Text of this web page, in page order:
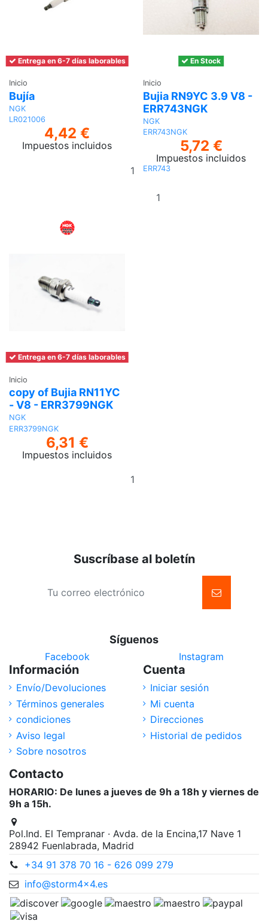
Entrega en 6-7 días laborables
Inicio
Bujía
NGK
LR021006
4,42 €
Impuestos incluidos
Añadir
carrito
En Stock
Inicio
Bujia RN9YC 3.9 V8 -
ERR743NGK
NGK
ERR743NGK
5,72 €
Impuestos incluidos
ERR743
Entrega en 6-7 días laborables
Inicio
copy of Bujia RN11YC
- V8 - ERR3799NGK
NGK
ERR3799NGK
6,31 €
Impuestos incluidos
Suscríbase al boletín
Síguenos
Facebook Instagram
Información
Envío/Devoluciones
Términos generales
condiciones
Aviso legal
Sobre nosotros
Cuenta
Iniciar sesión
Mi cuenta
Direcciones
Historial de pedidos
Contacto
HORARIO: De lunes a jueves de 9h a 18h y viernes de
9h a 15h.
Pol.Ind. El Tempranar · Avda. de la Encina,17 Nave 1
28942 Fuenlabrada, Madrid
+34 91 378 70 16 - 626 099 279
info@storm4x4.es